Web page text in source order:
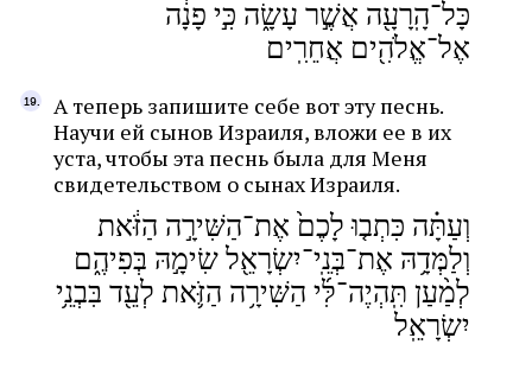
כָּל־הָֽרָעָ֖ה אֲשֶׁ֣ר עָשָׂ֑ה כִּ֣י פָנָ֔ה
אֶל־אֱלֹהִ֖ים אֲחֵרִֽים
А теперь запишите себе вот эту песнь.
Научи ей сынов Израиля, вложи ее в их
уста, чтобы эта песнь была для Меня
свидетельством о сынах Израиля.
וְעַתָּ֗ה כִּתְב֤וּ לָכֶם֙ אֶת־הַשִּׁירָ֣ה הַזֹּ֔את
וְלַמְּדָ֥הּ אֶת־בְּנֵֽי־יִשְׂרָאֵ֖ל שִׂימָ֣הּ בְּפִיהֶ֑ם
לְמַ֨עַן תִּֽהְיֶה־לִּ֜י הַשִּׁירָ֥ה הַזֹּ֛את לְעֵ֖ד בִּבְנֵ֥י
יִשְׂרָאֵֽל